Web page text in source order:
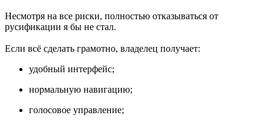
Несмотря на все риски, полностью отказываться от
русификации я бы не стал.
Если всё сделать грамотно, владелец получает:
удобный интерфейс;
нормальную навигацию;
голосовое управление;